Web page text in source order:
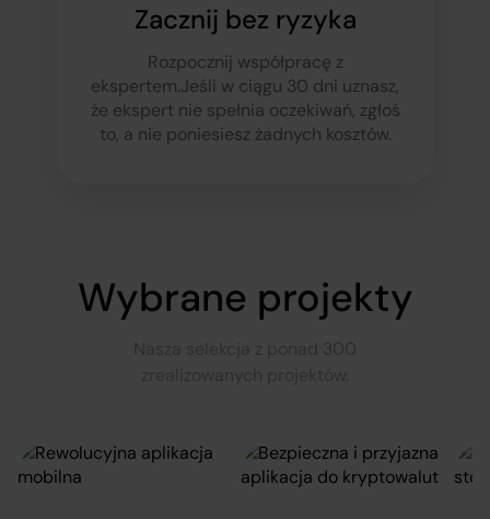
Zacznij bez ryzyka
Rozpocznij współpracę z
ekspertem.Jeśli w ciągu 30 dni uznasz,
że ekspert nie spełnia oczekiwań, zgłoś
to, a nie poniesiesz żadnych kosztów.
Wybrane projekty